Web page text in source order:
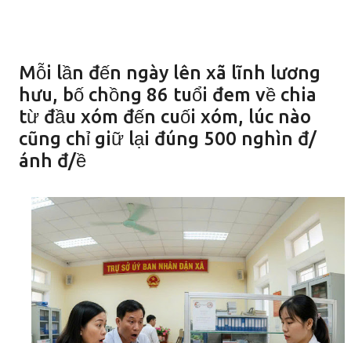
Mỗi lần đến ngày lên xã lĩnh lương
hưu, bố chồng 86 tuổi đem về chia
từ đầu xóm đến cuối xóm, lúc nào
cũng chỉ giữ lại đúng 500 nghìn đ/
ánh đ/ề